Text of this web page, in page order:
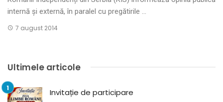
internă și externă, în paralel cu pregătirile ...
7 august 2014
Ultimele articole
Invitație de participare